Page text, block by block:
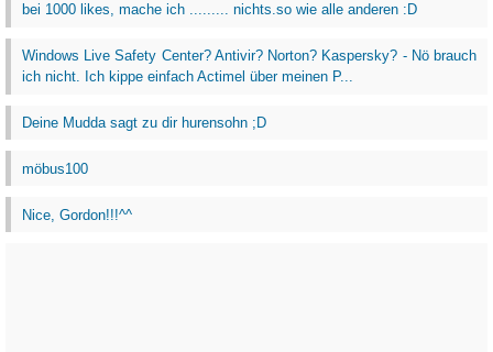
bei 1000 likes, mache ich ......... nichts.so wie alle anderen :D
Windows Live Safety Center? Antivir? Norton? Kaspersky? - Nö brauch
ich nicht. Ich kippe einfach Actimel über meinen P...
Deine Mudda sagt zu dir hurensohn ;D
möbus100
Nice, Gordon!!!^^